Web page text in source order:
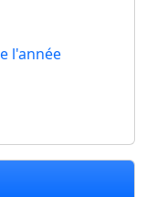
l'année